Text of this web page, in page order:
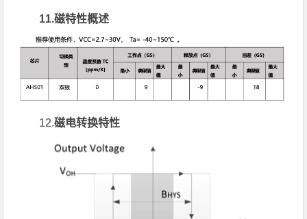
11.磁特性概述
12.磁电转换特性